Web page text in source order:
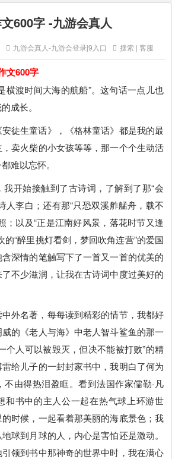
600字 -九游会真人
九游会真人-九游会登录j9入口 搜索 | 客服
文600字
横渡时间大海的航船”。这句话一点儿也
成长。
徒生童话》，《格林童话》都是我的最
卖火柴的小女孩等等，那一个个生动活
难以忘怀。
开始接触到了古诗词，了解到了那“会
人李白；还有那“只恐双溪舴艋舟，载不
；以及“正是江南好风景，落花时节又逢
的“醉里挑灯看剑，梦回吹角连营”的爱国
深情的笔触写下了一首又一首的优美的
不少滋润，让我在古诗词中度过美好的
外名著，每每读到精彩的情节，我都好
的《老人与海》中老人智斗鲨鱼的那一
个人可以被毁灭，但决不能被打败”的精
给儿子的一封封家书中，我明白了何为
不由得热泪盈眶。看到法国作家儒勒·凡
和书中的主人公一起在热气球上环游世
时候，一起看着那美丽的海底景色；我
球到月球的人，内心是害怕还是激动。
领到书中那神奇的世界中时，我在满心